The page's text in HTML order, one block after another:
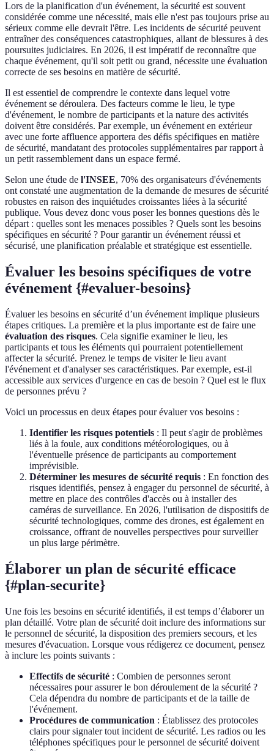
Lors de la planification d'un événement, la sécurité est souvent
considérée comme une nécessité, mais elle n'est pas toujours prise au
sérieux comme elle devrait l'être. Les incidents de sécurité peuvent
entraîner des conséquences catastrophiques, allant de blessures à des
poursuites judiciaires. En 2026, il est impératif de reconnaître que
chaque événement, qu'il soit petit ou grand, nécessite une évaluation
correcte de ses besoins en matière de sécurité.
Il est essentiel de comprendre le contexte dans lequel votre
événement se déroulera. Des facteurs comme le lieu, le type
d'événement, le nombre de participants et la nature des activités
doivent être considérés. Par exemple, un événement en extérieur
avec une forte affluence apportera des défis spécifiques en matière
de sécurité, mandatant des protocoles supplémentaires par rapport à
un petit rassemblement dans un espace fermé.
Selon une étude de l'INSEE, 70% des organisateurs d'événements
ont constaté une augmentation de la demande de mesures de sécurité
robustes en raison des inquiétudes croissantes liées à la sécurité
publique. Vous devez donc vous poser les bonnes questions dès le
départ : quelles sont les menaces possibles ? Quels sont les besoins
spécifiques en sécurité ? Pour garantir un événement réussi et
sécurisé, une planification préalable et stratégique est essentielle.
Évaluer les besoins spécifiques de votre
événement {#evaluer-besoins}
Évaluer les besoins en sécurité d’un événement implique plusieurs
étapes critiques. La première et la plus importante est de faire une
évaluation des risques. Cela signifie examiner le lieu, les
participants et tous les éléments qui pourraient potentiellement
affecter la sécurité. Prenez le temps de visiter le lieu avant
l'événement et d'analyser ses caractéristiques. Par exemple, est-il
accessible aux services d'urgence en cas de besoin ? Quel est le flux
de personnes prévu ?
Voici un processus en deux étapes pour évaluer vos besoins :
Identifier les risques potentiels : Il peut s'agir de problèmes
liés à la foule, aux conditions météorologiques, ou à
l'éventuelle présence de participants au comportement
imprévisible.
Déterminer les mesures de sécurité requis : En fonction des
risques identifiés, pensez à engager du personnel de sécurité, à
mettre en place des contrôles d'accès ou à installer des
caméras de surveillance. En 2026, l'utilisation de dispositifs de
sécurité technologiques, comme des drones, est également en
croissance, offrant de nouvelles perspectives pour surveiller
un plus large périmètre.
Élaborer un plan de sécurité efficace
{#plan-securite}
Une fois les besoins en sécurité identifiés, il est temps d’élaborer un
plan détaillé. Votre plan de sécurité doit inclure des informations sur
le personnel de sécurité, la disposition des premiers secours, et les
mesures d'évacuation. Lorsque vous rédigerez ce document, pensez
à inclure les points suivants :
Effectifs de sécurité : Combien de personnes seront
nécessaires pour assurer le bon déroulement de la sécurité ?
Cela dépendra du nombre de participants et de la taille de
l'événement.
Procédures de communication : Établissez des protocoles
clairs pour signaler tout incident de sécurité. Les radios ou les
téléphones spécifiques pour le personnel de sécurité doivent